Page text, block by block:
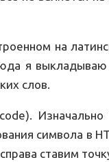
на
я
слов.
Изначально
символа в
ставим